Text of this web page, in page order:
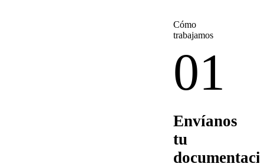
Cómo
trabajamos
01
Envíanos
tu